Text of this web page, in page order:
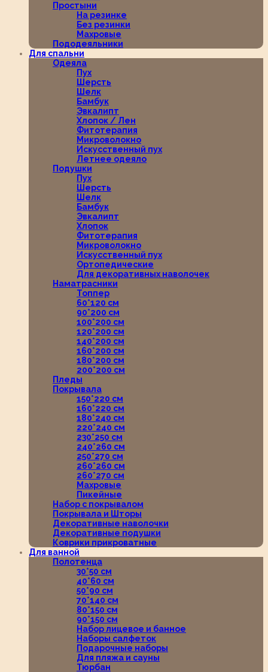
Простыни
На резинке
Без резинки
Махровые
Пододеяльники
Для спальни
Одеяла
Пух
Шерсть
Шелк
Бамбук
Эвкалипт
Хлопок / Лен
Фитотерапия
Микроволокно
Искусственный пух
Летнее одеяло
Подушки
Пух
Шерсть
Шелк
Бамбук
Эвкалипт
Хлопок
Фитотерапия
Микроволокно
Искусственный пух
Ортопедические
Для декоративных наволочек
Наматрасники
Топпер
60*120 см
90*200 см
100*200 см
120*200 см
140*200 см
160*200 см
180*200 см
200*200 см
Пледы
Покрывала
150*220 см
160*220 см
180*240 см
220*240 см
230*250 см
240*260 см
250*270 см
260*260 см
260*270 см
Махровые
Пикейные
Набор с покрывалом
Покрывала и Шторы
Декоративные наволочки
Декоративные подушки
Коврики прикроватные
Для ванной
Полотенца
30*50 см
40*60 см
50*90 см
70*140 см
80*150 см
90*150 см
Набор лицевое и банное
Наборы салфеток
Подарочные наборы
Для пляжа и сауны
Тюрбан